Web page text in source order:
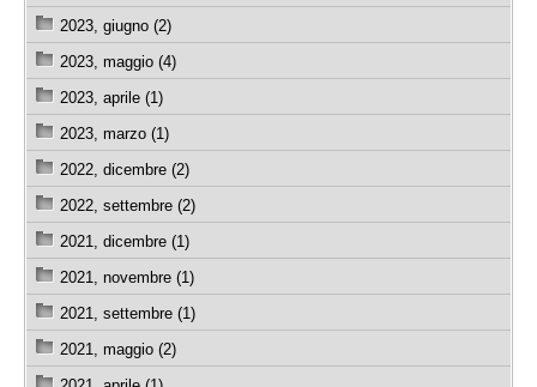
2023, giugno (2)
2023, maggio (4)
2023, aprile (1)
2023, marzo (1)
2022, dicembre (2)
2022, settembre (2)
2021, dicembre (1)
2021, novembre (1)
2021, settembre (1)
2021, maggio (2)